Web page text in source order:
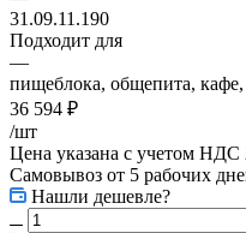
31.09.11.190
Подходит для
—
пищеблока, общепита, кафе,
36 594 ₽
/шт
Цена указана с учетом НДС
Самовывоз от 5 рабочих
Нашли дешевле?